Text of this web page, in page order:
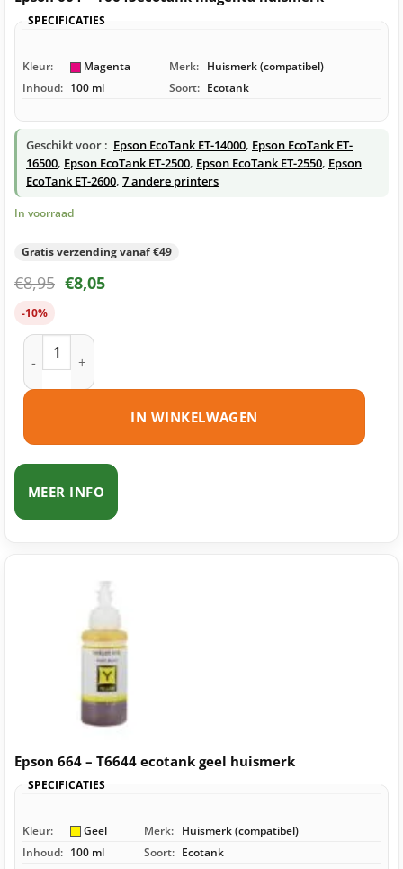
SPECIFICATIES
Kleur: Magenta Merk: Huismerk (compatibel)
Inhoud: 100 ml Soort: Ecotank
Geschikt voor : Epson EcoTank ET-14000, Epson EcoTank ET-
16500, Epson EcoTank ET-2500, Epson EcoTank ET-2550, Epson
EcoTank ET-2600, 7 andere printers
In voorraad
Gratis verzending vanaf €49
€8,95 €8,05
-10%
Epson 664 – T6643ecotank magenta huismerk aantal
IN WINKELWAGEN
MEER INFO
Epson 664 – T6644 ecotank geel huismerk
SPECIFICATIES
Kleur: Geel Merk: Huismerk (compatibel)
Inhoud: 100 ml Soort: Ecotank